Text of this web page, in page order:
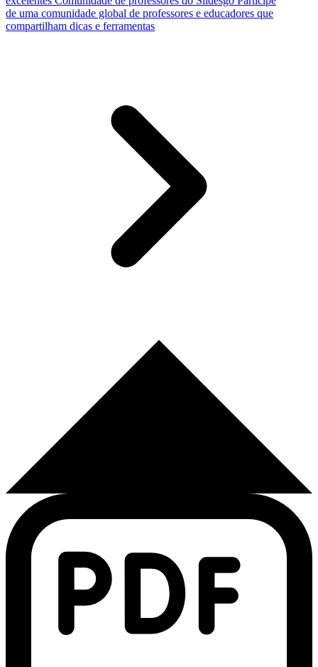
de uma comunidade global de professores e educadores que
compartilham dicas e ferramentas